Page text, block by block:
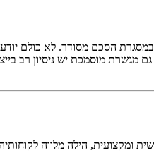
במסגרת הסכם מסודר. לא
מגשרת מוסמכת יש ניסיון רב
ומקצועית, הילה מלווה